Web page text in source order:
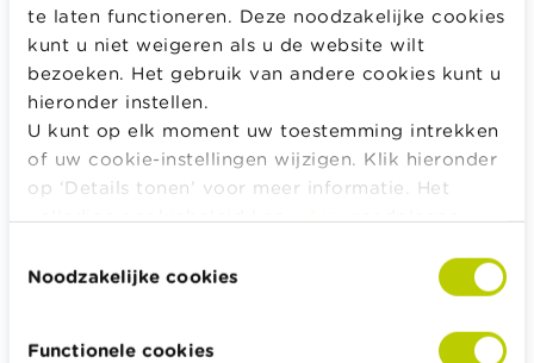
te laten functioneren. Deze noodzakelijke cookies
kunt u niet weigeren als u de website wilt
bezoeken. Het gebruik van andere cookies kunt u
hieronder instellen.
U kunt op elk moment uw toestemming intrekken
of uw cookie-instellingen wijzigen. Klik hieronder
op ‘Details tonen’ voor meer informatie. Het
Noodzakelijke cookies
Functionele cookies
consumentenkrediet
Kapitaal
levensverzekering(en)
zichtrekening(en),
spaarrekening(en),
termijnrekening(en)
Andere bezittingen